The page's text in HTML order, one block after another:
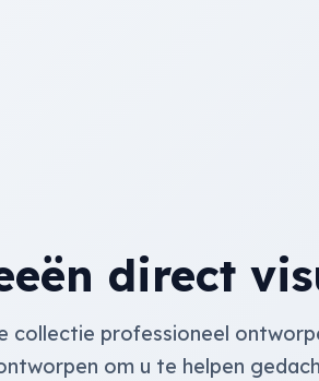
direct
collectie professioneel
om u te helpen